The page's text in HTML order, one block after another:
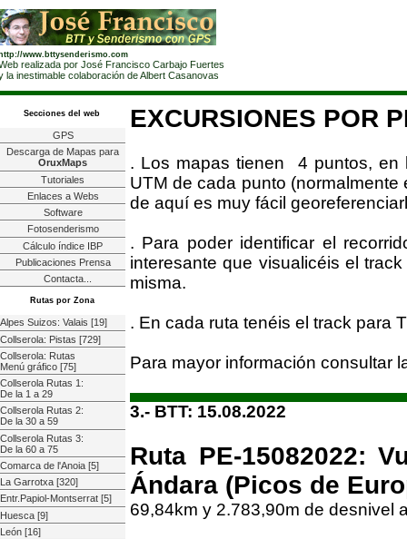
www.bttysenderismo.com
realizada por José Francisco Carbajo Fuertes
la inestimable colaboración de Albert Casanovas
Secciones del web
GPS
Descarga de Mapas para
OruxMaps
Tutoriales
Enlaces a Webs
Software
Fotosenderismo
Cálculo índice IBP
Publicaciones Prensa
Contacta...
Rutas por Zona
Alpes Suizos: Valais [19]
Collserola: Pistas [729]
Collserola: Rutas
Menú gráfico [75]
Collserola Rutas 1:
De la 1 a 29
Collserola Rutas 2:
De la 30 a 59
Collserola Rutas 3:
De la 60 a 75
Comarca de l'Anoia [5]
La Garrotxa [320]
Entr.Papiol-Montserrat [5]
Huesca [9]
León [16]
EXCURSIONES POR
. Los mapas tienen 4 puntos, en
UTM de cada punto
de aquí es muy fácil
. Para poder identificar el
interesante que visualicéis el
misma.
. En cada ruta tenéis el track para
Para mayor información consultar
3.- BTT: 15.08.2022
Ruta PE-15082022:
Ándara (Picos de
69,84km y 2.783,90m de desnivel